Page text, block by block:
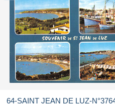
64-SAINT JEAN DE LUZ-